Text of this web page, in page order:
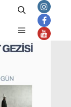
Ana menü